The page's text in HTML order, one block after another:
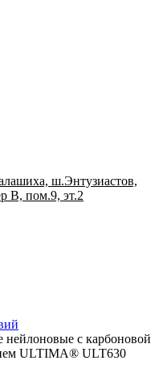
ш.Энтузиастов,
В, пом.9, эт.2
с карбоновой
ULTIMA® ULT630